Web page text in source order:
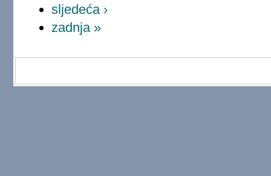
sljedeća ›
zadnja »